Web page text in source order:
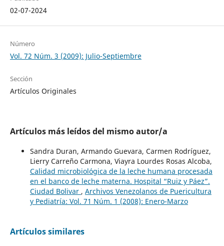
02-07-2024
Número
Vol. 72 Núm. 3 (2009): Julio-Septiembre
Sección
Artículos Originales
Artículos más leídos del mismo autor/a
Sandra Duran, Armando Guevara, Carmen Rodríguez,
Lierry Carreño Carmona, Viayra Lourdes Rosas Alcoba,
Calidad microbiológica de la leche humana procesada
en el banco de leche materna. Hospital “Ruiz y Páez”.
Ciudad Bolivar , Archivos Venezolanos de Puericultura
y Pediatría: Vol. 71 Núm. 1 (2008): Enero-Marzo
Artículos similares